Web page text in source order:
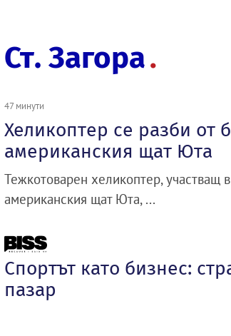
Ст. Загора
47 минути
Хеликоптер се разби от
американския щат Юта
Тежкотоварен хеликоптер, участващ
американския щат Юта, ...
Спортът като бизнес:
пазар